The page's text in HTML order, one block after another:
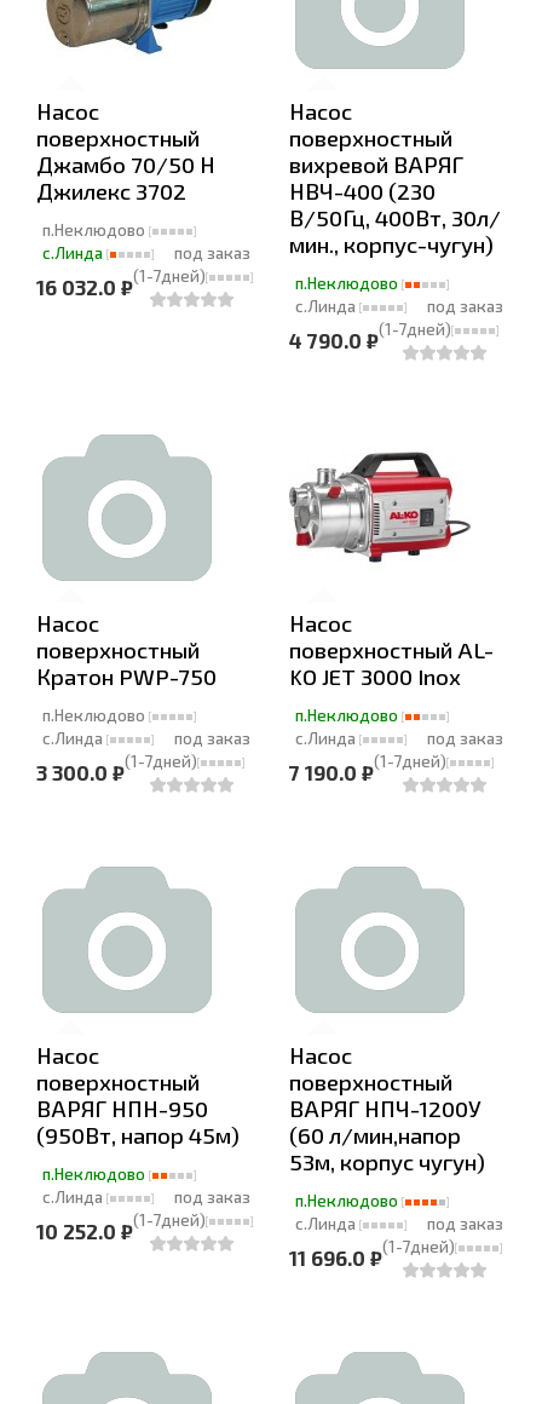
Насос
поверхностный
Джамбо 70/50 Н
Джилекс 3702
п.Неклюдово
с.Линда
под заказ
(1-7дней)
16 032.0 ₽
Насос
поверхностный
вихревой ВАРЯГ
НВЧ-400 (230
В/50Гц, 400Вт, 30л/
мин., корпус-чугун)
п.Неклюдово
с.Линда
под заказ
(1-7дней)
4 790.0 ₽
Насос
поверхностный
Кратон PWP-750
п.Неклюдово
с.Линда
под заказ
(1-7дней)
3 300.0 ₽
Насос
поверхностный AL-
KO JET 3000 Inox
п.Неклюдово
с.Линда
под заказ
(1-7дней)
7 190.0 ₽
Насос
поверхностный
ВАРЯГ НПН-950
(950Вт, напор 45м)
п.Неклюдово
с.Линда
под заказ
(1-7дней)
10 252.0 ₽
Насос
поверхностный
ВАРЯГ НПЧ-1200У
(60 л/мин,напор
53м, корпус чугун)
п.Неклюдово
с.Линда
под заказ
(1-7дней)
11 696.0 ₽